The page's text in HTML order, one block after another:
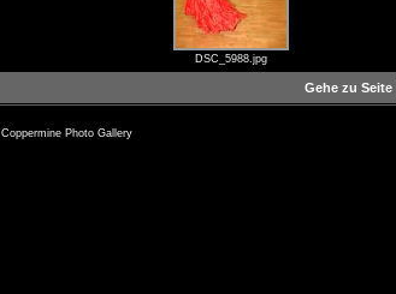
DSC_5988.jpg
Gehe zu Seite
Coppermine Photo Gallery